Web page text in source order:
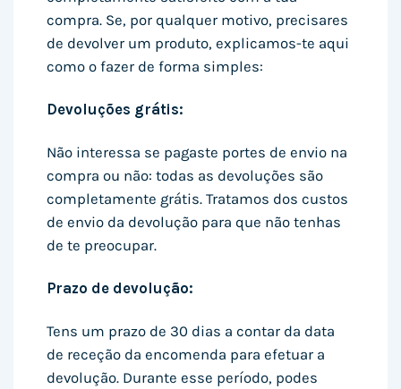
compra. Se, por qualquer motivo, precisares
de devolver um produto, explicamos-te aqui
como o fazer de forma simples:
Devoluções grátis:
Não interessa se pagaste portes de envio na
compra ou não: todas as devoluções são
completamente grátis. Tratamos dos custos
de envio da devolução para que não tenhas
de te preocupar.
Prazo de devolução:
Tens um prazo de 30 dias a contar da data
de receção da encomenda para efetuar a
devolução. Durante esse período, podes